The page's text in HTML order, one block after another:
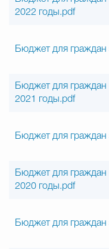
2022 годы.pdf
Бюджет для граждан
Бюджет для граждан
2021 годы.pdf
Бюджет для граждан
Бюджет для граждан
2020 годы.pdf
Бюджет для граждан